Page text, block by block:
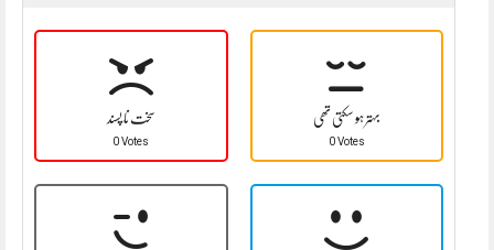
سخت نا پسند
0 Votes
بہتر ہو سکتی تھی
0 Votes